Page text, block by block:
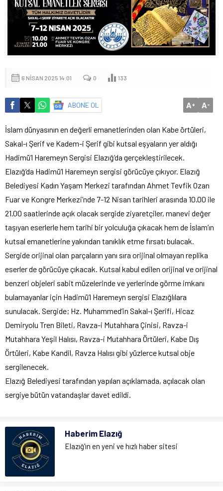
6 NISAN 2025 14:01 0 133
ABONE OL A+ A-
İslam dünyasının en değerli emanetlerinden olan Kabe örtüleri,
Sakal-ı Şerif ve Kadem-i Şerif gibi kutsal eşyaların yer aldığı
Hadimü’l Haremeyn Sergisi Elazığ’da gerçekleştirilecek.
Elazığ’da Hadimü’l Haremeyn sergisi görücüye çıkıyor. Elazığ
Belediyesi Kadın Yaşam Merkezi tarafından Ahmet Tevfik Ozan
Fuar ve Kongre Merkezi’nde 7-12 Nisan tarihleri arasında 10.00 ile
21.00 saatlerinde açık olacak sergide ziyaretçiler, manevi değer
taşıyan eserlerle hem tarihi bir yolculuğa çıkacak hem de İslam’ın
kutsal emanetlerine yakından tanıklık etme fırsatı bulacak.
Sergide orijinal olan parçaların yanı sıra orijinal olmayan replika
eserler de görücüye çıkacak. Kutsal kabul edilen orijinal ve orijinal
benzeri objeleri sabit müzelerinde ve yerlerinde görme imkanı
bulamayanlar için Hadimü’l Haremeyn sergisi Elazığlılara
sunulacak. Sergide; Hz. Muhammed’in Sakal-ı Şerifi, Hicaz
Demiryolu Tren Bileti, Ravza-i Mutahhara Çinisi, Ravza-i
Mutahhara Yeşil Halısı, Ravza-i Mutahhara Örtüleri, Kabe Dış
Örtüleri, Kabe Kandil, Ravza Halısı gibi yüzlerce kutsal obje
sergilenecek.
Elazığ Belediyesi tarafından yapılan açıklamada, açılacak olan
sergiye bütün vatandaşlar davet edildi.
Haberim Elazığ
Elazığ'ın en yeni ve hızlı haber sitesi